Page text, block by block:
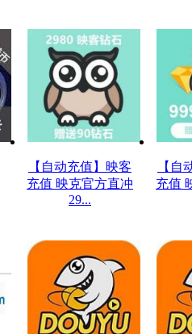
【自动充值】映客
充值 映克官方直冲
29...
【自
充值